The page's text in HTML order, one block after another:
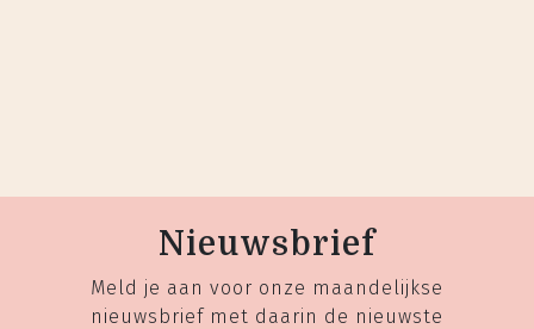
Nieuwsbrief
Meld je aan voor onze maandelijkse
nieuwsbrief met daarin de nieuwste